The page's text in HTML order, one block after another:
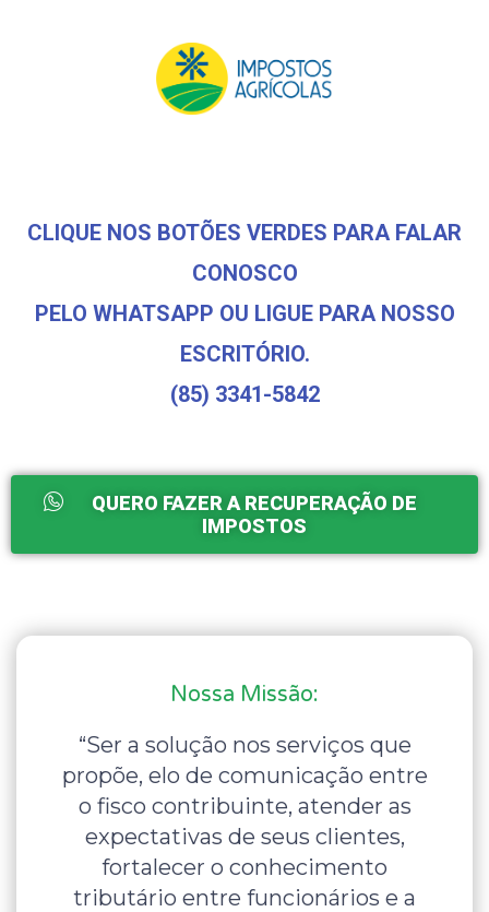
CLIQUE NOS BOTÕES VERDES PARA FALAR
CONOSCO
PELO WHATSAPP OU LIGUE PARA NOSSO
ESCRITÓRIO.
(85) 3341-5842
QUERO FAZER A RECUPERAÇÃO DE
IMPOSTOS
Nossa Missão:
“Ser a solução nos serviços que
propõe, elo de comunicação entre
o fisco contribuinte, atender as
expectativas de seus clientes,
fortalecer o conhecimento
tributário entre funcionários e a